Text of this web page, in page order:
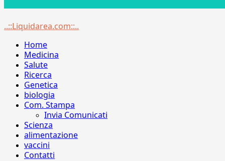
Menu
..::Liquidarea.com::..
Home
Medicina
Salute
Ricerca
Genetica
biologia
Com. Stampa
Invia Comunicati
Scienza
alimentazione
vaccini
Contatti